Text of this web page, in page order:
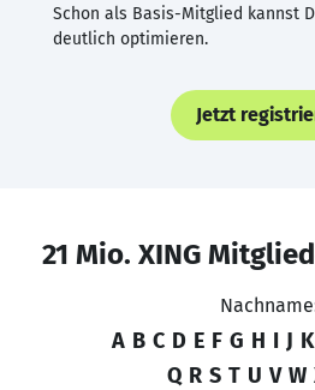
Schon als Basis-Mitglied kannst
deutlich optimieren.
Jetzt
21 Mio. XING
A B C D E F G H I J K
Q R S T U V W